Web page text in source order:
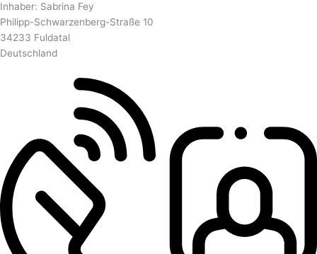
Inhaber: Sabrina Fey
Philipp-Schwarzenberg-Straße 10
34233 Fuldatal
Deutschland